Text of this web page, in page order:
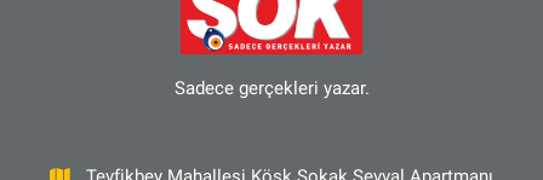
Sadece gerçekleri yazar.